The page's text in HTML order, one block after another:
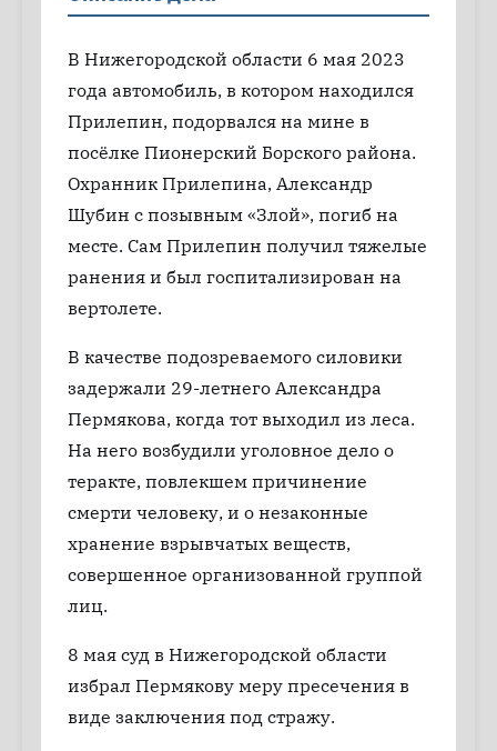
В Нижегородской области 6 мая 2023
года автомобиль, в котором находился
Прилепин, подорвался на мине в
посёлке Пионерский Борского района.
Охранник Прилепина, Александр
Шубин с позывным «Злой», погиб на
месте. Сам Прилепин получил тяжелые
ранения и был госпитализирован на
вертолете.
В качестве подозреваемого силовики
задержали 29-летнего Александра
Пермякова, когда тот выходил из леса.
На него возбудили уголовное дело о
теракте, повлекшем причинение
смерти человеку, и о незаконные
хранение взрывчатых веществ,
совершенное организованной группой
лиц.
8 мая суд в Нижегородской области
избрал Пермякову меру пресечения в
виде заключения под стражу.